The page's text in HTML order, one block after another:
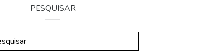
PESQUISAR